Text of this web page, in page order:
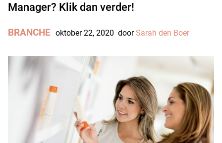
Manager? Klik dan verder!
BRANCHE oktober 22, 2020 doorSarah den Boer